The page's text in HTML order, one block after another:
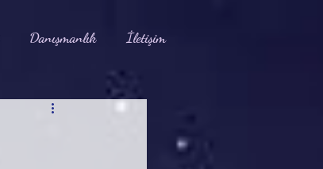
Danışmanlık İletişim